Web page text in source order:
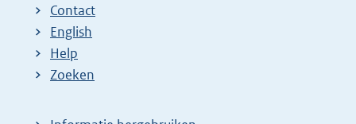
Contact
English
Help
Zoeken